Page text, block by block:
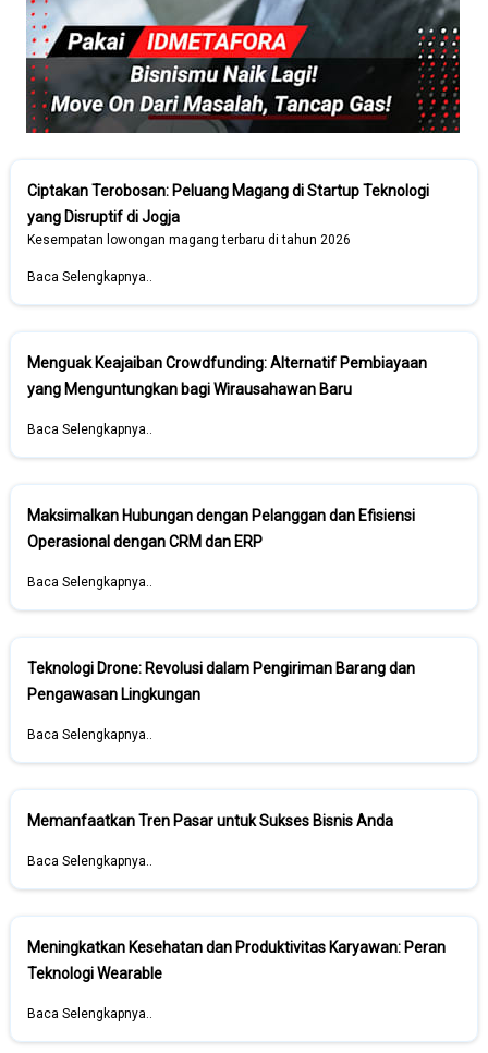
Ciptakan Terobosan: Peluang Magang di Startup Teknologi
yang Disruptif di Jogja
Kesempatan lowongan magang terbaru di tahun 2026
Baca Selengkapnya..
Menguak Keajaiban Crowdfunding: Alternatif Pembiayaan
yang Menguntungkan bagi Wirausahawan Baru
Baca Selengkapnya..
Maksimalkan Hubungan dengan Pelanggan dan Efisiensi
Operasional dengan CRM dan ERP
Baca Selengkapnya..
Teknologi Drone: Revolusi dalam Pengiriman Barang dan
Pengawasan Lingkungan
Baca Selengkapnya..
Memanfaatkan Tren Pasar untuk Sukses Bisnis Anda
Baca Selengkapnya..
Meningkatkan Kesehatan dan Produktivitas Karyawan: Peran
Teknologi Wearable
Baca Selengkapnya..